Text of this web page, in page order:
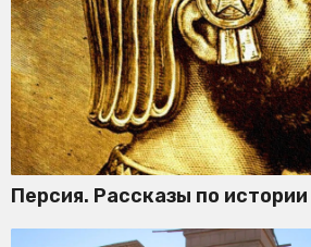
Персия. Рассказы по истории